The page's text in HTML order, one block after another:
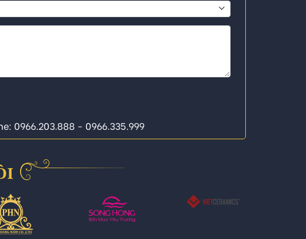
0966.203.888 - 0966.335.999